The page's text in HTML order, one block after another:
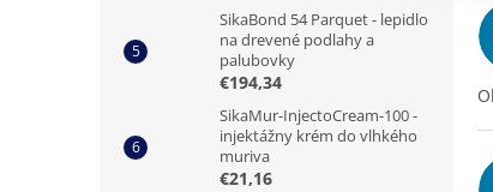
SikaBond 54 Parquet - lepidlo
na drevené podlahy a
palubovky
€194,34
SikaMur-InjectoCream-100 -
injektážny krém do vlhkého
muriva
€21,16